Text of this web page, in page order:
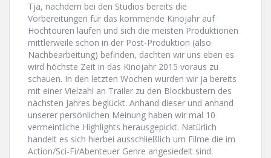
Tja, nachdem bei den Studios bereits die
Vorbereitungen für das kommende Kinojahr auf
Hochtouren laufen und sich die meisten Produktionen
mittlerweile schon in der Post-Produktion (also
Nachbearbeitung) befinden, dachten wir uns eben es
wird höchste Zeit in das Kinojahr 2015 voraus zu
schauen. In den letzten Wochen wurden wir ja bereits
mit einer Vielzahl an Trailer zu den Blockbustern des
nächsten Jahres beglückt. Anhand dieser und anhand
unserer persönlichen Meinung haben wir mal 10
vermeintliche Highlights herausgepickt. Natürlich
handelt es sich hierbei ausschließlich um Filme die im
Action/Sci-Fi/Abenteuer Genre angesiedelt sind.